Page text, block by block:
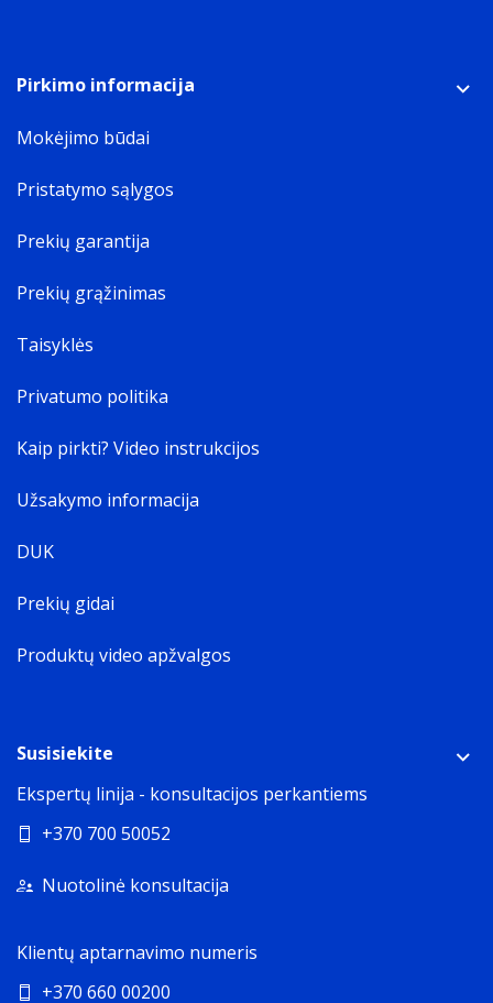
Pirkimo informacija
Mokėjimo būdai
Pristatymo sąlygos
Prekių garantija
Prekių grąžinimas
Taisyklės
Privatumo politika
Kaip pirkti? Video instrukcijos
Užsakymo informacija
DUK
Prekių gidai
Produktų video apžvalgos
Susisiekite
Ekspertų linija - konsultacijos perkantiems
+370 700 50052
Nuotolinė konsultacija
Klientų aptarnavimo numeris
+370 660 00200